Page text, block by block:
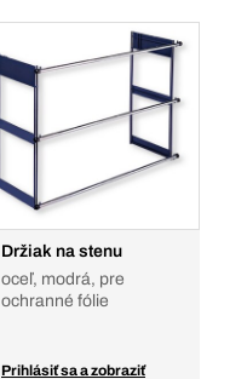
Držiak na stenu
oceľ, modrá, pre
ochranné fólie
Prihlásiť sa a zobraziť